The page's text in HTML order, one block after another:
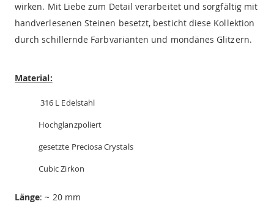
wirken. Mit Liebe zum Detail verarbeitet und sorgfältig mit
handverlesenen Steinen besetzt, besticht diese Kollektion
durch schillernde Farbvarianten und mondänes Glitzern.
Material:
316 L Edelstahl
Hochglanzpoliert
gesetzte Preciosa Crystals
Cubic Zirkon
Länge: ~ 20 mm